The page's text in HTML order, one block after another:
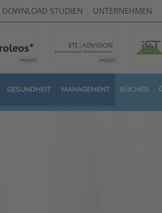
DOWNLOAD STUDIEN UNTERNEHMEN
GESUNDHEIT MANAGEMENT BÜCHER